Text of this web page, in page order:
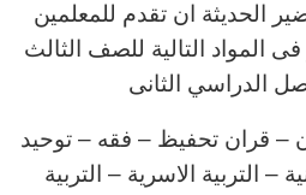
الحديثة ان تقدم للمعلمين
المواد التالية للصف الثالث
الدراسي الثانى
– قران تحفيظ – فقه – توحيد
– التربية الاسرية – التربية